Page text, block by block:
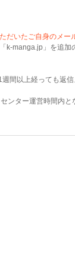
だいたご自身のメー
k-manga.jp」を追加
間以上経っても返
ンター運営時間内と